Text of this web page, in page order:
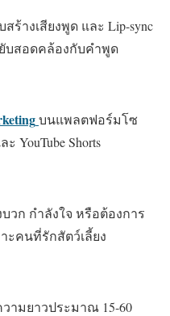
ร้างเสียงพูด และ Lip-sync
บสอดคล้องกับคำพูด
บนแพลตฟอร์มโซ
YouTube Shorts
วก กำลังใจ หรือต้องการ
ะคนที่รักสัตว์เลี้ยง
ามยาวประมาณ 15-60